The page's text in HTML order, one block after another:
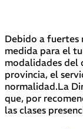
Debido a fuertes
medida para el
modalidades del
provincia, el
normalidad.La
que, por
las clases